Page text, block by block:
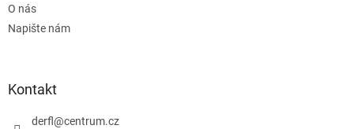
O nás
Napište nám
Kontakt
derfl@centrum.cz